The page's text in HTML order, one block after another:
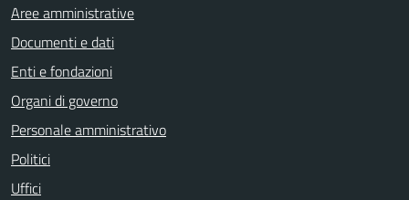
Aree amministrative
Documenti e dati
Enti e fondazioni
Organi di governo
Personale amministrativo
Politici
Uffici